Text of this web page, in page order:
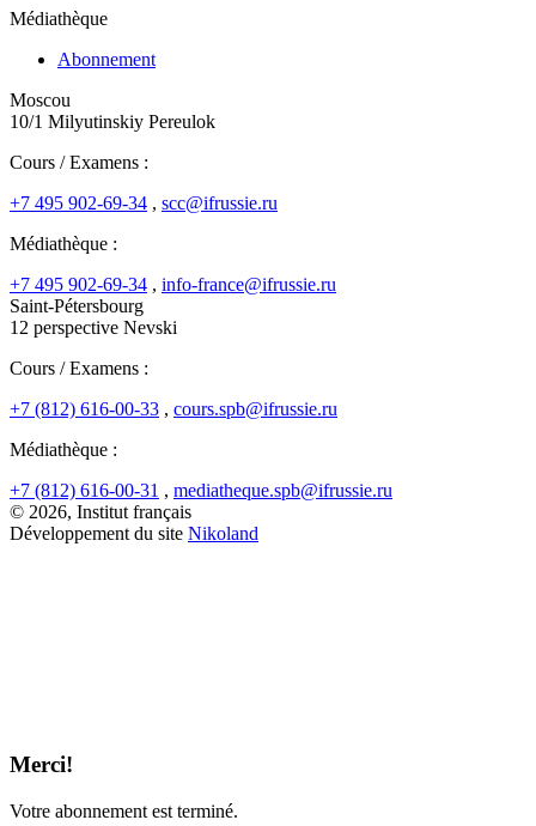
Médiathèque
Abonnement
Moscou
10/1 Milyutinskiy Pereulok
Cours / Examens :
+7 495 902-69-34 , scc@ifrussie.ru
Médiathèque :
+7 495 902-69-34 , info-france@ifrussie.ru
Saint-Pétersbourg
12 perspective Nevski
Cours / Examens :
+7 (812) 616-00-33 , cours.spb@ifrussie.ru
Médiathèque :
+7 (812) 616-00-31 , mediatheque.spb@ifrussie.ru
© 2026, Institut français
Développement du site Nikoland
Merci!
Votre abonnement est terminé.